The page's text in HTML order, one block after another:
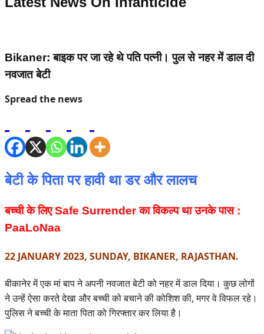
Bikaner: बाइक पर जा रहे थे पति पत्नी। पुल से नहर में डाल दी
नवजात बेटी
Spread the news
बेटी के पिता पर हावी था डर और लालच
बच्ची के लिए Safe Surrender का विकल्प था उनके पास :
PaaLoNaa
22 JANUARY 2023, SUNDAY, BIKANER, RAJASTHAN.
बीकानेर में एक मां बाप ने अपनी नवजात बेटी को नहर में डाल दिया। कुछ लोगों
ने उन्हें ऐसा करते देखा और बच्ची को बचाने की कोशिश की, मगर वे विफल रहे।
पुलिस ने बच्ची के माता पिता को गिरफ्तार कर लिया है।